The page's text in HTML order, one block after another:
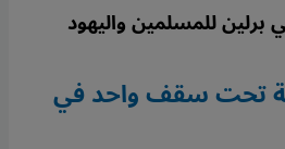
للمسلمين واليهود
تحت سقف واحد في